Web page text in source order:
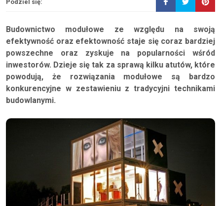
Podziel się:
Budownictwo modułowe ze względu na swoją
efektywność oraz efektowność staje się coraz bardziej
powszechne oraz zyskuje na popularności wśród
inwestorów. Dzieje się tak za sprawą kilku atutów, które
powodują, że rozwiązania modułowe są bardzo
konkurencyjne w zestawieniu z tradycyjni technikami
budowlanymi.